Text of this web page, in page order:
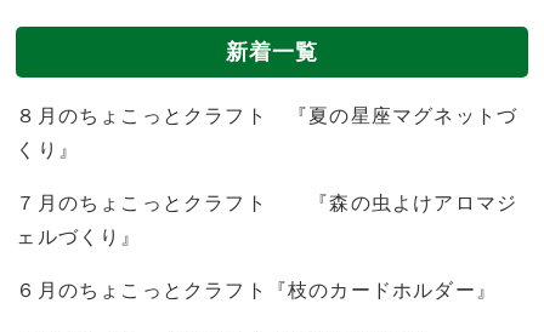
新着一覧
８月のちょこっとクラフト 『夏の星座マグネットづ
くり』
７月のちょこっとクラフト 『森の虫よけアロマジ
ェルづくり』
６月のちょこっとクラフト『枝のカードホルダー』